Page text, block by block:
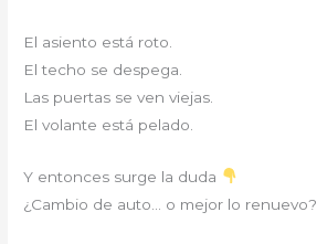
El asiento está roto.
El techo se despega.
Las puertas se ven viejas.
El volante está pelado.
Y entonces surge la duda
¿Cambio de auto… o mejor lo renuevo?